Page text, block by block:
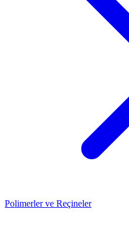
Polimerler ve Reçineler